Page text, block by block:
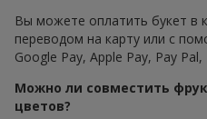
Вы можете оплатить букет в
переводом на карту или с
Google Pay, Apple Pay, Pay Pal,
Можно ли совместить
цветов?